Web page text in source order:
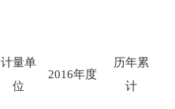
计量单
位
2016年度
历年累
计